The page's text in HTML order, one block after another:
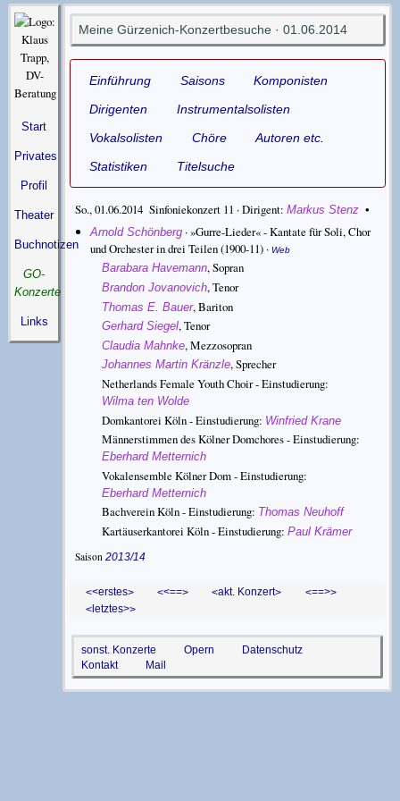
Start
Privates
Profil
Theater
Buchnotizen
GO-
Konzerte
Links
Meine Gürzenich-Konzertbesuche · 01.06.2014
Einführung Saisons
Komponisten
Dirigenten
Instrumentalsolisten
Vokalsolisten
Chöre
Autoren etc.
Statistiken
Titelsuche
So., 01.06.2014 Sinfoniekonzert 11 ·Dirigent Markus Stenz •
Arnold Schönberg ·»Gurre-Lieder« - Kantate für Soli, Chor
und Orchester in drei Teilen(1900-11) ·Web
Barabara Havemann,Sopran
Brandon Jovanovich,Tenor
Thomas E. Bauer,Bariton
Gerhard Siegel,Tenor
Claudia Mahnke,Mezzosopran
Johannes Martin Kränzle,Sprecher
Netherlands Female Youth Choir - Einstudierung:
Wilma ten Wolde
Domkantorei Köln - Einstudierung: Winfried Krane
Männerstimmen des Kölner Domchores - Einstudierung:
Eberhard Metternich
Vokalensemble Kölner Dom - Einstudierung:
Eberhard Metternich
Bachverein Köln - Einstudierung: Thomas Neuhoff
Kartäuserkantorei Köln - Einstudierung: Paul Krämer
Saison 2013/14
<erstes <== akt. Konzert
==>
letztes>
sonst. Konzerte Opern
Datenschutz
Kontakt
Mail